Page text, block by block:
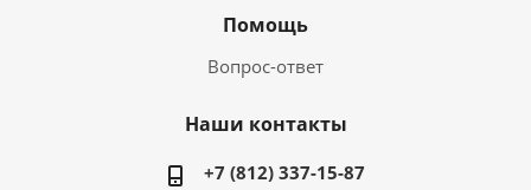
Помощь
Вопрос-ответ
Наши контакты
+7 (812) 337-15-87